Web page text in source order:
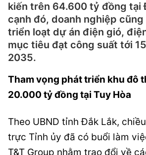
kiến trên 64.600 tỷ đồng tại
cạnh đó, doanh nghiệp
triển loạt dự án điện gió,
mục tiêu đạt công suất tới
2035.
Tham vọng phát triển khu đô
20.000 tỷ đồng tại Tuy Hòa
Theo UBND tỉnh Đắk Lắk,
trực Tỉnh ủy đã có buổi làm
T&T Group nhằm trao đổi về